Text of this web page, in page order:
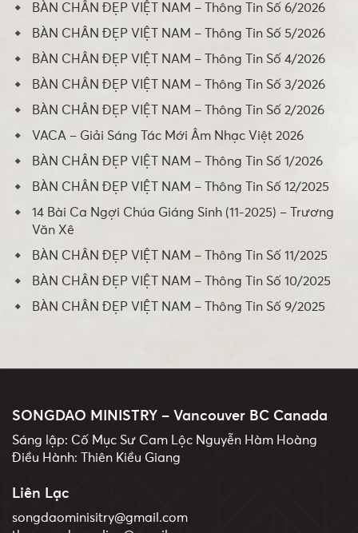
BÀN CHÂN ĐẸP VIỆT NAM – Thông Tin Số 6/2026
BÀN CHÂN ĐẸP VIỆT NAM – Thông Tin Số 5/2026
BÀN CHÂN ĐẸP VIỆT NAM – Thông Tin Số 4/2026
BÀN CHÂN ĐẸP VIỆT NAM – Thông Tin Số 3/2026
BÀN CHÂN ĐẸP VIỆT NAM – Thông Tin Số 2/2026
VACA – Giải Sáng Tác Mới Âm Nhạc Việt 2026
BÀN CHÂN ĐẸP VIỆT NAM – Thông Tin Số 1/2026
BÀN CHÂN ĐẸP VIỆT NAM – Thông Tin Số 12/2025
14 Bài Ca Ngợi Chúa Giáng Sinh (11-2025) – Trương
Văn Xê
BÀN CHÂN ĐẸP VIỆT NAM – Thông Tin Số 11/2025
BÀN CHÂN ĐẸP VIỆT NAM – Thông Tin Số 10/2025
BÀN CHÂN ĐẸP VIỆT NAM – Thông Tin Số 9/2025
SONGDAO MINISTRY – Vancouver BC Canada
Sáng lập: Cố Mục Sư Cam Lộc Nguyễn Hàm Hoàng
Điều Hành: Thiên Kiều Giang
Liên Lạc
songdaominisitry@gmail.com